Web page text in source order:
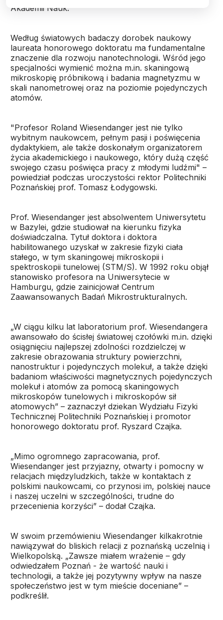
Akademii Nauk.
Według światowych badaczy dorobek naukowy
laureata honorowego doktoratu ma fundamentalne
znaczenie dla rozwoju nanotechnologii. Wśród jego
specjalności wymienić można m.in. skaningową
mikroskopię próbnikową i badania magnetyzmu w
skali nanometrowej oraz na poziomie pojedynczych
atomów.
"Profesor Roland Wiesendanger jest nie tylko
wybitnym naukowcem, pełnym pasji i poświęcenia
dydaktykiem, ale także doskonałym organizatorem
życia akademickiego i naukowego, który dużą część
swojego czasu poświęca pracy z młodymi ludźmi" –
powiedział podczas uroczystości rektor Politechniki
Poznańskiej prof. Tomasz Łodygowski.
Prof. Wiesendanger jest absolwentem Uniwersytetu
w Bazylei, gdzie studiował na kierunku fizyka
doświadczalna. Tytuł doktora i doktora
habilitowanego uzyskał w zakresie fizyki ciała
stałego, w tym skaningowej mikroskopii i
spektroskopii tunelowej (STM/S). W 1992 roku objął
stanowisko profesora na Uniwersytecie w
Hamburgu, gdzie zainicjował Centrum
Zaawansowanych Badań Mikrostrukturalnych.
„W ciągu kilku lat laboratorium prof. Wiesendangera
awansowało do ścisłej światowej czołówki m.in. dzięki
osiągnięciu najlepszej zdolności rozdzielczej w
zakresie obrazowania struktury powierzchni,
nanostruktur i pojedynczych molekuł, a także dzięki
badaniom właściwości magnetycznych pojedynczych
molekuł i atomów za pomocą skaningowych
mikroskopów tunelowych i mikroskopów sił
atomowych” – zaznaczył dziekan Wydziału Fizyki
Technicznej Politechniki Poznańskiej i promotor
honorowego doktoratu prof. Ryszard Czajka.
„Mimo ogromnego zapracowania, prof.
Wiesendanger jest przyjazny, otwarty i pomocny w
relacjach międzyludzkich, także w kontaktach z
polskimi naukowcami, co przynosi im, polskiej nauce
i naszej uczelni w szczególności, trudne do
przecenienia korzyści” – dodał Czajka.
W swoim przemówieniu Wiesendanger kilkakrotnie
nawiązywał do bliskich relacji z poznańską uczelnią i
Wielkopolską. „Zawsze miałem wrażenie – gdy
odwiedzałem Poznań - że wartość nauki i
technologii, a także jej pozytywny wpływ na nasze
społeczeństwo jest w tym mieście doceniane” –
podkreślił.